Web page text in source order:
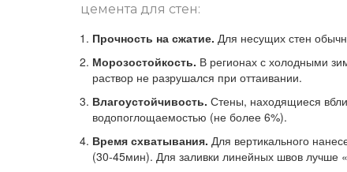
цемента для стен:
Прочность на сжатие. Для несущих стен
Морозостойкость. В регионах с холодными
раствор не разрушался при оттаивании.
Влагоустойчивость. Стены, находящиеся
водопоглощаемостью (не более 6%).
Время схватывания. Для вертикального
(30‑45мин). Для заливки линейных швов лучше